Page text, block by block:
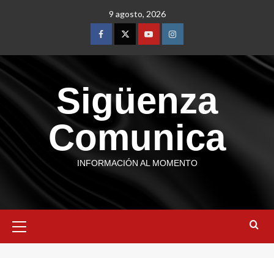
9 agosto, 2026
Sigüenza
Comunica
INFORMACIÓN AL MOMENTO